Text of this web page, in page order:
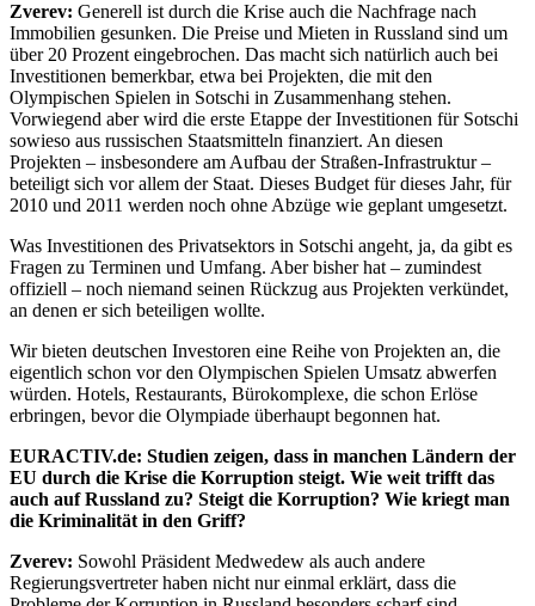
Zverev: Generell ist durch die Krise auch die Nachfrage nach
Immobilien gesunken. Die Preise und Mieten in Russland sind um
über 20 Prozent eingebrochen. Das macht sich natürlich auch bei
Investitionen bemerkbar, etwa bei Projekten, die mit den
Olympischen Spielen in Sotschi in Zusammenhang stehen.
Vorwiegend aber wird die erste Etappe der Investitionen für Sotschi
sowieso aus russischen Staatsmitteln finanziert. An diesen
Projekten – insbesondere am Aufbau der Straßen-Infrastruktur –
beteiligt sich vor allem der Staat. Dieses Budget für dieses Jahr, für
2010 und 2011 werden noch ohne Abzüge wie geplant umgesetzt.
Was Investitionen des Privatsektors in Sotschi angeht, ja, da gibt es
Fragen zu Terminen und Umfang. Aber bisher hat – zumindest
offiziell – noch niemand seinen Rückzug aus Projekten verkündet,
an denen er sich beteiligen wollte.
Wir bieten deutschen Investoren eine Reihe von Projekten an, die
eigentlich schon vor den Olympischen Spielen Umsatz abwerfen
würden. Hotels, Restaurants, Bürokomplexe, die schon Erlöse
erbringen, bevor die Olympiade überhaupt begonnen hat.
EURACTIV.de: Studien zeigen, dass in manchen Ländern der
EU durch die Krise die Korruption steigt. Wie weit trifft das
auch auf Russland zu? Steigt die Korruption? Wie kriegt man
die Kriminalität in den Griff?
Zverev: Sowohl Präsident Medwedew als auch andere
Regierungsvertreter haben nicht nur einmal erklärt, dass die